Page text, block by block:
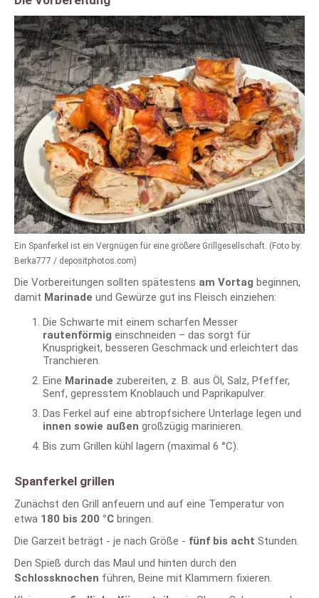
Ein Spanferkel ist ein Vergnügen für eine größere Grillgesellschaft. (Foto by:
Berka777 / depositphotos.com)
Die Vorbereitungen sollten spätestens am Vortag beginnen,
damit Marinade und Gewürze gut ins Fleisch einziehen:
Die Schwarte mit einem scharfen Messer
rautenförmig einschneiden – das sorgt für
Knusprigkeit, besseren Geschmack und erleichtert das
Tranchieren.
Eine Marinade zubereiten, z. B. aus Öl, Salz, Pfeffer,
Senf, gepresstem Knoblauch und Paprikapulver.
Das Ferkel auf eine abtropfsichere Unterlage legen und
innen sowie außen großzügig marinieren.
Bis zum Grillen kühl lagern (maximal 6 °C).
Spanferkel grillen
Zunächst den Grill anfeuern und auf eine Temperatur von
etwa 180 bis 200 °C bringen.
Die Garzeit beträgt - je nach Größe - fünf bis acht Stunden.
Den Spieß durch das Maul und hinten durch den
Schlossknochen führen, Beine mit Klammern fixieren.